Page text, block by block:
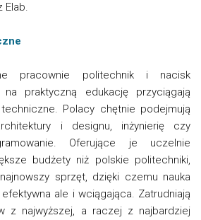
Elab.
pracownie politechnik i nacisk
praktyczną edukację przyciągają
Polacy chętnie podejmują
i designu, inżynierię czy
Oferujące je uczelnie
budżety niż polskie politechniki,
sprzęt, dzięki czemu nauka
ale i wciągająca. Zatrudniają
z najwyższej, a raczej z najbardziej